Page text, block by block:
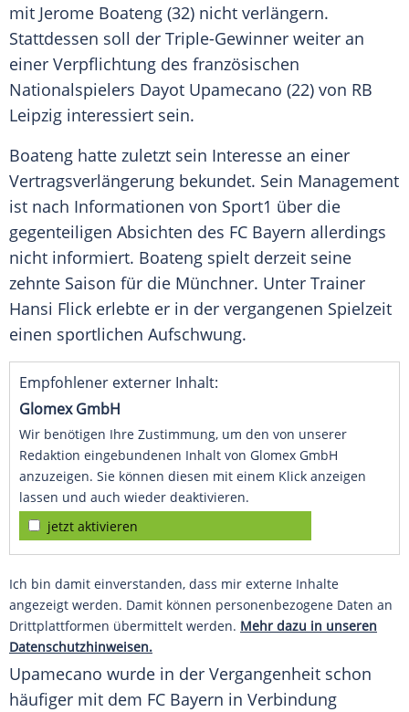
mit Jerome Boateng (32) nicht verlängern.
Stattdessen soll der Triple-Gewinner weiter an
einer Verpflichtung des französischen
Nationalspielers Dayot Upamecano (22) von RB
Leipzig interessiert sein.
Boateng hatte zuletzt sein Interesse an einer
Vertragsverlängerung bekundet. Sein Management
ist nach Informationen von Sport1 über die
gegenteiligen Absichten des FC Bayern allerdings
nicht informiert. Boateng spielt derzeit seine
zehnte Saison für die Münchner. Unter Trainer
Hansi Flick erlebte er in der vergangenen Spielzeit
einen sportlichen Aufschwung.
Empfohlener externer Inhalt:
Glomex GmbH
Wir benötigen Ihre Zustimmung, um den von unserer
Redaktion eingebundenen Inhalt von Glomex GmbH
anzuzeigen. Sie können diesen mit einem Klick anzeigen
lassen und auch wieder deaktivieren.
jetzt aktivieren
Ich bin damit einverstanden, dass mir externe Inhalte
angezeigt werden. Damit können personenbezogene Daten an
Drittplattformen übermittelt werden. Mehr dazu in unseren
Datenschutzhinweisen.
Upamecano wurde in der Vergangenheit schon
häufiger mit dem FC Bayern in Verbindung